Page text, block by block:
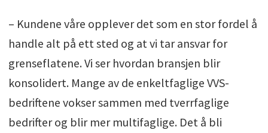
– Kundene våre opplever det som en stor fordel å
handle alt på ett sted og at vi tar ansvar for
grenseflatene. Vi ser hvordan bransjen blir
konsolidert. Mange av de enkeltfaglige VVS-
bedriftene vokser sammen med tverrfaglige
bedrifter og blir mer multifaglige. Det å bli